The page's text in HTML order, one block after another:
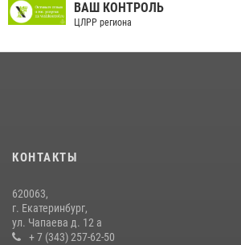
08 июля 2026, 12:02 5
16 июля 2026, 13:07
турнире по хоккею
14 июля 2026, 11:06
ВАШ КОНТРОЛЬ
ЦЛРР региона
КОНТАКТЫ
620063,
г. Екатеринбург,
ул. Чапаева д. 12 а
+ 7 (343) 257-62-50